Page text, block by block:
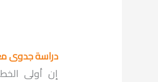
دراسة جدوى
إن أولى